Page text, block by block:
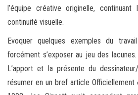
l’équipe créative originelle, continuant
continuité visuelle.
Evoquer quelques exemples du
forcément s’exposer au jeu des
L’apport et la présente du
résumer en un bref article